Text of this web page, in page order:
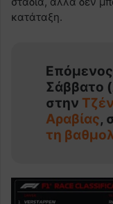
κατάταξη.
Σάββατο
στην
Αραβίας,
τη